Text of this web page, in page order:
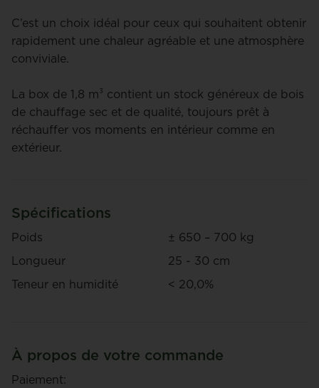
C’est un choix idéal pour ceux qui souhaitent obtenir
rapidement une chaleur agréable et une atmosphère
conviviale.
La box de 1,8 m³ contient un stock généreux de bois
de chauffage sec et de qualité, toujours prêt à
réchauffer vos moments en intérieur comme en
extérieur.
Spécifications
Poids
± 650 – 700 kg
Longueur
25 - 30 cm
Teneur en humidité
< 20,0%
À propos de votre commande
Paiement: